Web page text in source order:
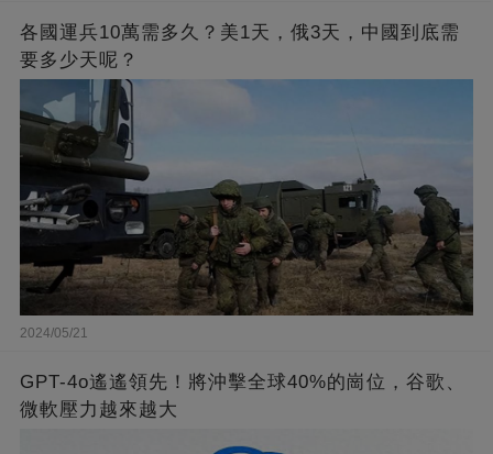
各國運兵10萬需多久？美1天，俄3天，中國到底需
要多少天呢？
2024/05/21
GPT-4o遙遙領先！將沖擊全球40%的崗位，谷歌、
微軟壓力越來越大